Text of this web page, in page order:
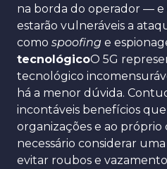
na borda do operador — e
estarão vulneráveis a
como spoofing e
tecnológicoO 5G
tecnológico
há a menor dúvida.
incontáveis benefícios
organizações e ao próprio
necessário considerar
evitar roubos e